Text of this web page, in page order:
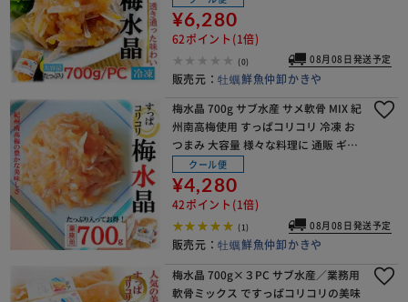
¥6,280
62ポイント(1倍)
(0) 08月08日発送予定
販売元：牡蠣鮮魚仲卸かきや
梅水晶 700g サブ水産 サメ軟骨 MIX 紀
州南高梅使用 すっぱコリコリ 冷凍 お
つまみ 大容量 様々な料理に 通販 ギフ
ト【代引き不可】
クール便
¥4,280
42ポイント(1倍)
(1) 08月08日発送予定
販売元：牡蠣鮮魚仲卸かきや
梅水晶 700g×３PC サブ水産／業務用
軟骨ミックス ですっぱコリコリの美味